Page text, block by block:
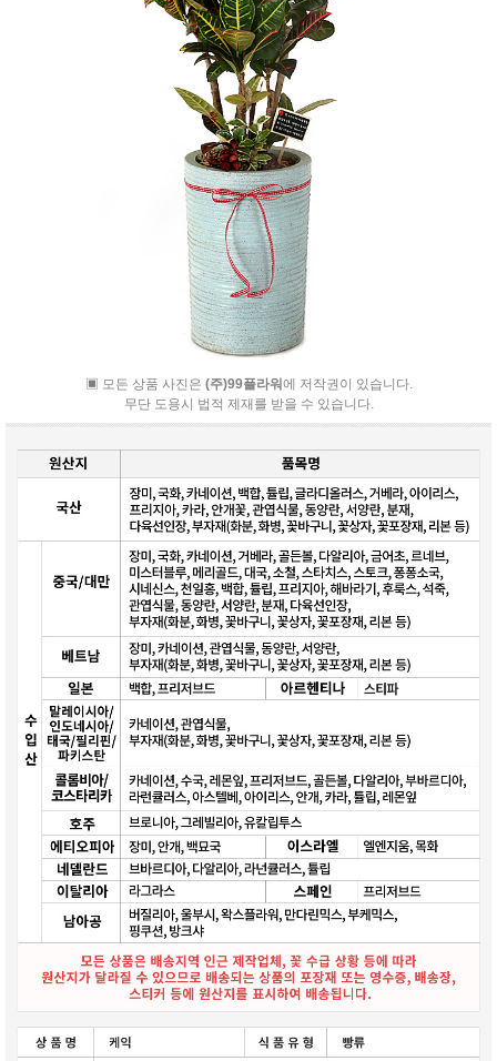
▣ 모든 상품 사진은 (주)99플라워에 저작권이 있습니다.
무단 도용시 법적 제재를 받을 수 있습니다.